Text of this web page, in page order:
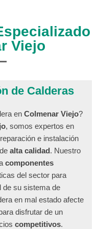
Viejo
de Calderas
en Colmenar Viejo?
, somos expertos en
e instalación
alta calidad. Nuestro
componentes
del sector para
de su sistema de
en mal estado afecte
disfrutar de un
competitivos.